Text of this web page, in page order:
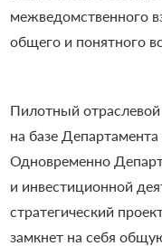
межведомственного
общего и понятного
Пилотный
на базе Департамента
Одновременно
и инвестиционной
стратегический
замкнет на себя